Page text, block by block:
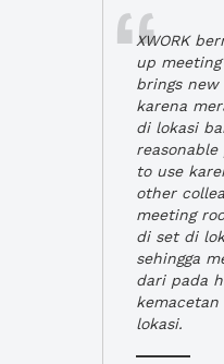
XWORK
up
brings new
karena
di lokasi
to use
other
meeting
di set di
sehingga
dari pada
lokasi.